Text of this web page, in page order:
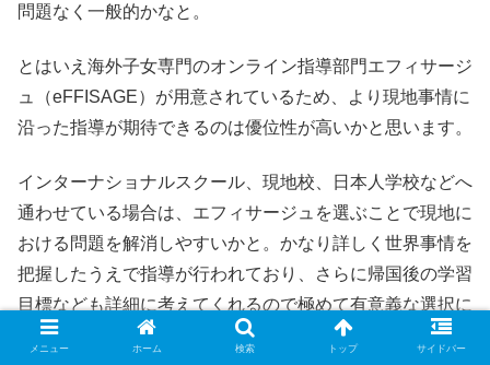
問題なく一般的かなと。
とはいえ海外子女専門のオンライン指導部門エフィサージ
ュ（eFFISAGE）が用意されているため、より現地事情に
沿った指導が期待できるのは優位性が高いかと思います。
インターナショナルスクール、現地校、日本人学校などへ
通わせている場合は、エフィサージュを選ぶことで現地に
おける問題を解消しやすいかと。かなり詳しく世界事情を
把握したうえで指導が行われており、さらに帰国後の学習
目標なども詳細に考えてくれるので極めて有意義な選択に
なると思います。
メニュー ホーム 検索 トップ サイドバー